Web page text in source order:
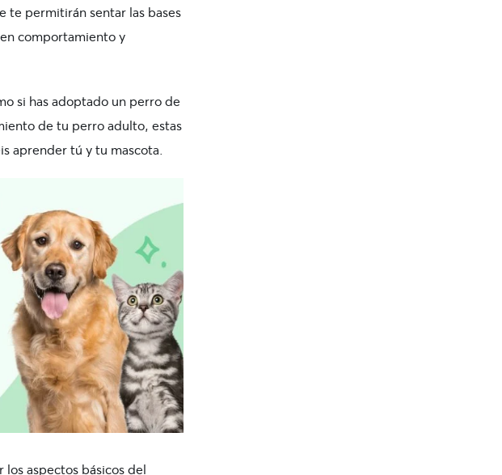
te permitirán sentar las bases
comportamientoy
si has adoptado un perro de
de tu perro adulto, estas
aprender tú y tu mascota.
aspectos básicos del